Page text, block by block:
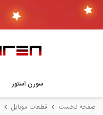
سورن استور
صفحه نخست قطعات موبایل